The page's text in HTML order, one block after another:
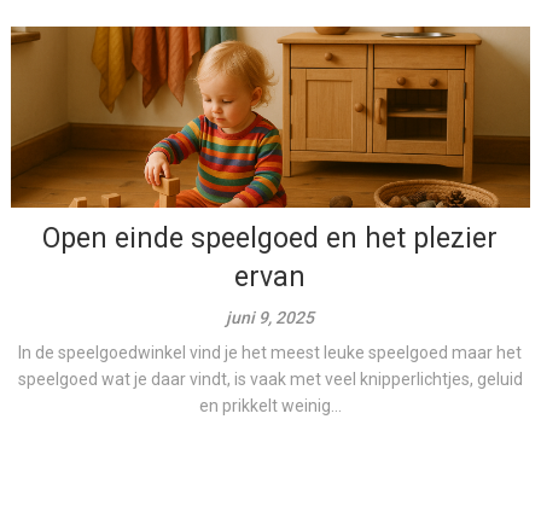
Open einde speelgoed en het plezier
ervan
juni 9, 2025
In de speelgoedwinkel vind je het meest leuke speelgoed maar het
speelgoed wat je daar vindt, is vaak met veel knipperlichtjes, geluid
en prikkelt weinig...